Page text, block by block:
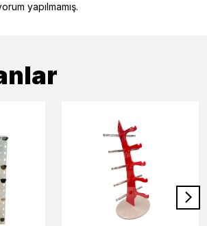
yapılmamış.